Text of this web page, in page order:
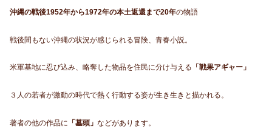
沖縄の戦後1952年から1972年の本土返還まで20年の物語
戦後間もない沖縄の状況が感じられる冒険、青春小説。
米軍基地に忍び込み、略奪した物品を住民に分け与える 「戦果アギャー」
３人の若者が激動の時代で熱く行動する姿が生き生きと描かれる。
著者の他の作品に 「墓頭」 などがあります。